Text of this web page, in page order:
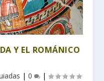
Y EL ROMÁNICO
|0
|